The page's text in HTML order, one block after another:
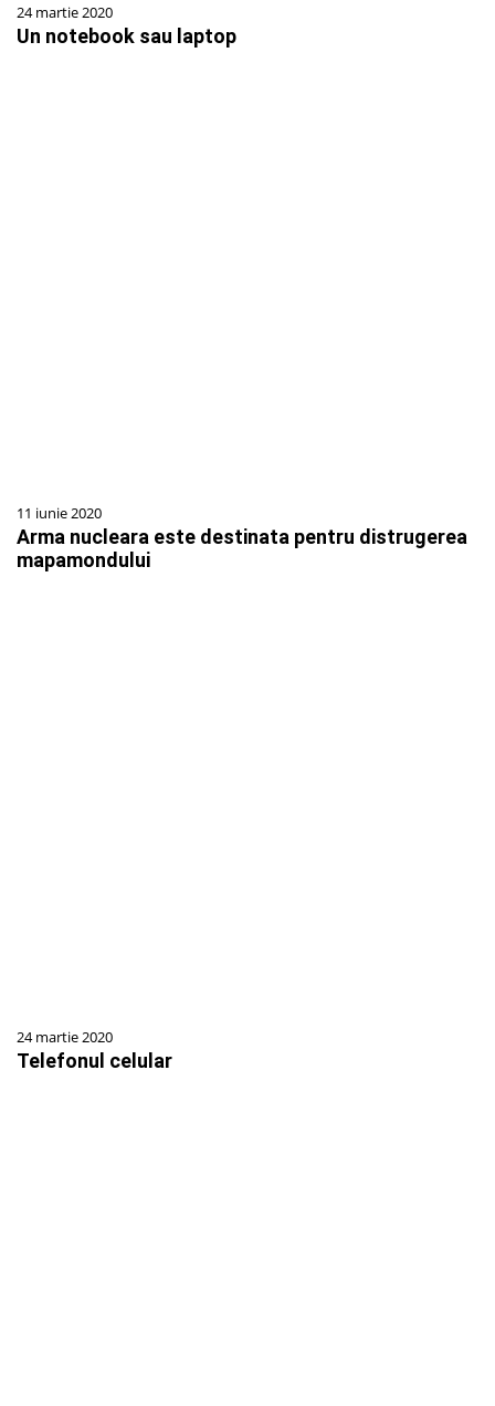
24 martie 2020
Un notebook sau laptop
11 iunie 2020
Arma nucleara este destinata pentru distrugerea
mapamondului
24 martie 2020
Telefonul celular